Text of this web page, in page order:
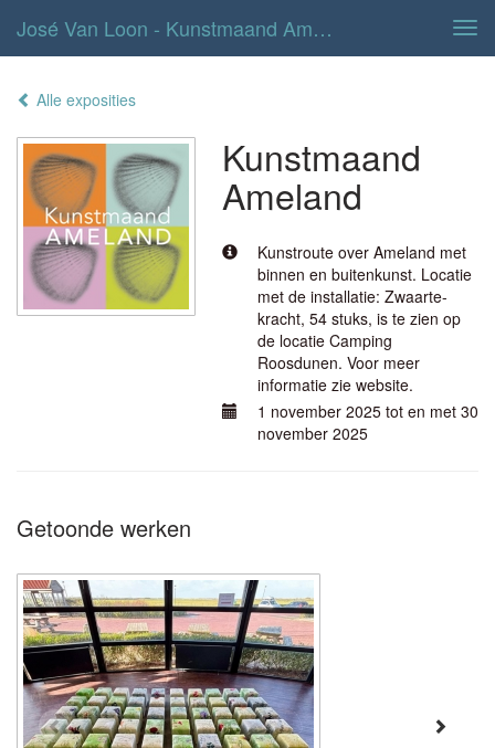
José Van Loon - Kunstmaand Ameland
Alle exposities
Kunstmaand
Ameland
Kunstroute over Ameland met
binnen en buitenkunst. Locatie
met de installatie: Zwaarte-
kracht, 54 stuks, is te zien op
de locatie Camping
Roosdunen. Voor meer
informatie zie website.
1 november 2025 tot en met 30
november 2025
Getoonde werken